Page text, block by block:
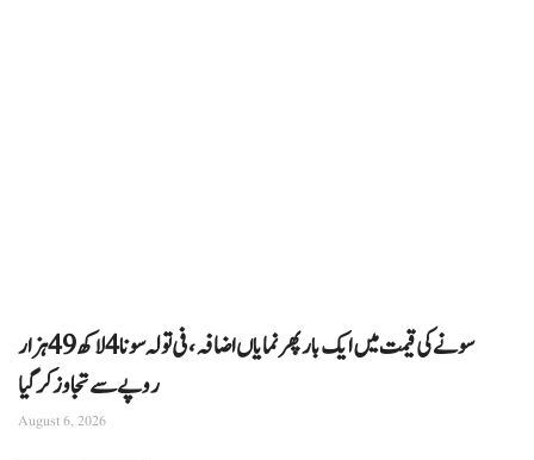
سونے کی قیمت میں ایک بار پھر نمایاں اضافہ، فی تولہ سونا 4 لاکھ 49 ہزار
روپے سے تجاوز کرگیا
August 6, 2026